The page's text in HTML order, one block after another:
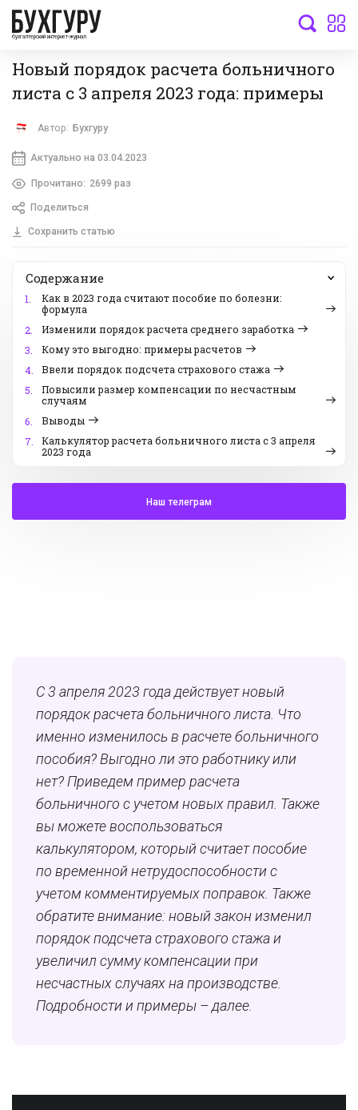
бухгалтерский интернет-журнал
Новый порядок расчета больничного
листа с 3 апреля 2023 года: примеры
Автор: Бухгуру
Актуально на 03.04.2023
Прочитано: 2699 раз
Поделиться
Сохранить статью
Содержание
1.
Как в 2023 года считают пособие по болезни:
формула
2.
Изменили порядок расчета среднего заработка
3.
Кому это выгодно: примеры расчетов
4.
Ввели порядок подсчета страхового стажа
5.
Повысили размер компенсации по несчастным
случаям
6.
Выводы
7.
Калькулятор расчета больничного листа с 3 апреля
2023 года
Наш телеграм
С 3 апреля 2023 года действует новый
порядок расчета больничного листа. Что
именно изменилось в расчете больничного
пособия? Выгодно ли это работнику или
нет? Приведем пример расчета
больничного с учетом новых правил. Также
вы можете воспользоваться
калькулятором, который считает пособие
по временной нетрудоспособности с
учетом комментируемых поправок. Также
обратите внимание: новый закон изменил
порядок подсчета страхового стажа и
увеличил сумму компенсации при
несчастных случаях на производстве.
Подробности и примеры – далее.